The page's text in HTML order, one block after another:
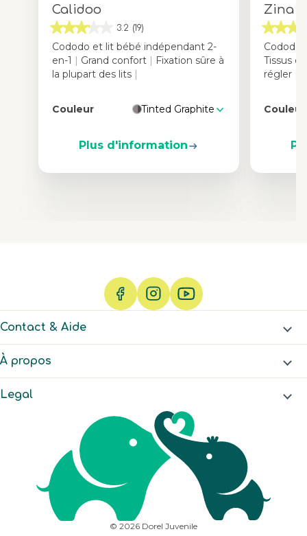
Calidoo
3.2 (19)
Cododo et lit bébé indépendant 2-
en-1 | Grand confort | Fixation sûre à
la plupart des lits |
Couleur Tinted Graphite
Plus d'information
Zina
Cododo
Tissus
régler
Couleur
Contact & Aide
À propos
Legal
© 2026 Dorel Juvenile